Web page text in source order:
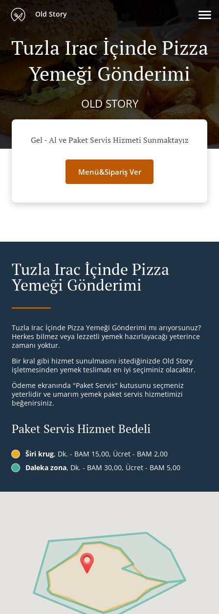
Old Story
Tuzla Irac İçinde Pizza
Yemeği Gönderimi
OLD STORY
Gel - Al ve Paket Servis Hizmeti Sunmaktayız
Menü&Sipariş Ver
Tuzla Irac İçinde Pizza
Yemeği Gönderimi
Tuzla Irac İçinde Pizza Yemeği Gönderimi mı arıyorsunuz?
Herkes bilmez veya lezzetli yemek hazırlayacağı yeterince
zamanı yoktur.
Bir kral gibi hizmet sunulmasını istediğinizde Old Story
işletmesinden yemek teslimatı en iyi seçiminiz olacaktır.
Ödeme ekranında "Paket Servis" kutusunu seçmeniz
yeterlidir ve umarım yemek paket servis hizmetimizi
beğenirsiniz.
Paket Servis Hizmet Bedeli
Širi krug, Dk. - BAM 15,00, Ücret - BAM 2,00
Daleka zona, Dk. - BAM 30,00, Ücret - BAM 5,00